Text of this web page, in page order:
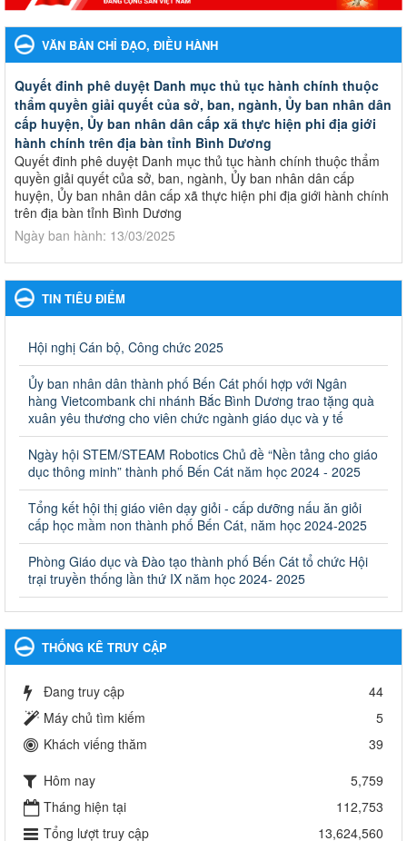
VĂN BẢN CHỈ ĐẠO, ĐIỀU HÀNH
Quyết đinh phê duyệt Danh mục thủ tục hành chính thuộc
thẩm quyền giải quyết của sở, ban, ngành, Ủy ban nhân dân
cấp huyện, Ủy ban nhân dân cấp xã thực hiện phi địa giới
hành chính trên địa bàn tỉnh Bình Dương
Quyết đinh phê duyệt Danh mục thủ tục hành chính thuộc thẩm
quyền giải quyết của sở, ban, ngành, Ủy ban nhân dân cấp
huyện, Ủy ban nhân dân cấp xã thực hiện phi địa giới hành chính
trên địa bàn tỉnh Bình Dương
Ngày ban hành: 13/03/2025
Kế hoạch Phổ biến, giáo dục pháp luật năm 2025 của ngành
Giáo dục và Đào tạo thành phố Bến Cát
Kế hoạch Phổ biến, giáo dục pháp luật năm 2025 của ngành
Ngày ban hành: 28/02/2025
Quyết định công bố thủ tục hành chính bị bãi bỏ trong lĩnh
vực giáo dục đào tạo thuộc hệ giáo dục quốc dân và cơ sở
giáo dục khác thuộc thẩm quyền giải quyết của Sở Giáo dục
và Đào tạo, Ủy ban nhân dân cấp huyện
Quyết định công bố thủ tục hành chính bị bãi bỏ trong lĩnh vực
giáo dục đào tạo thuộc hệ giáo dục quốc dân và cơ sở giáo dục
khác thuộc thẩm quyền giải quyết của Sở Giáo dục và Đào tạo,
Ủy ban nhân dân cấp huyện
Ngày ban hành: 30/09/2024
Hướng dẫn thực hiện nhiệm vụ giáo dục tiểu học năm học
2024-2025
Hướng dẫn thực hiện nhiệm vụ giáo dục tiểu học năm học 2024-
2025
Ngày ban hành: 26/09/2024
Tổ chức các hoạt động hè cho học sinh năm 2024
Ngày ban hành: 24/05/2024
Tổ chức phong trào trồng cây xanh trong ngành Giáo dục
Tổ chức phong trào trồng cây xanh trong ngành Giáo dục và Đào
tạo năm 2024
Ngày ban hành: 16/05/2024
TIN TIÊU ĐIỂM
Hội nghị Cán bộ, Công chức 2025
Ủy ban nhân dân thành phố Bến Cát phối hợp với Ngân
hàng Vietcombank chi nhánh Bắc Bình Dương trao tặng quà
xuân yêu thương cho viên chức ngành giáo dục và y tế
Ngày hội STEM/STEAM Robotics Chủ đề “Nền tảng cho giáo
dục thông minh” thành phố Bến Cát năm học 2024 - 2025
Tổng kết hội thị giáo viên dạy giỏi - cấp dưỡng nấu ăn giỏi
cấp học mầm non thành phố Bến Cát, năm học 2024-2025
Phòng Giáo dục và Đào tạo thành phố Bến Cát tổ chức Hội
trại truyền thống lần thứ IX năm học 2024- 2025
THỐNG KÊ TRUY CẬP
Đang truy cập
44
Máy chủ tìm kiếm
5
Khách viếng thăm
39
Hôm nay
5,759
Tháng hiện tại
112,753
Tổng lượt truy cập
13,624,560